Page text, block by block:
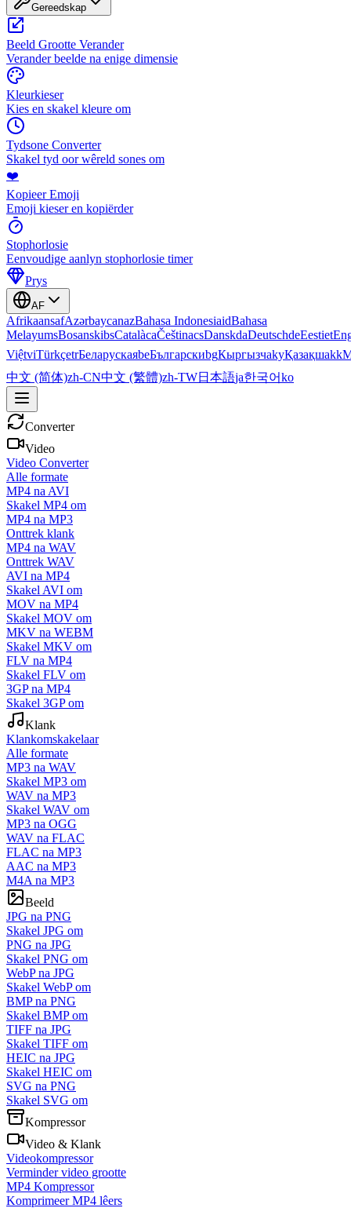
Gereedskap
Beeld Grootte Verander
Verander beelde na enige dimensie
Kleurkieser
Kies en skakel kleure om
Tydsone Converter
Skakel tyd oor wêreld sones om
❤️
Kopieer Emoji
Emoji kieser en kopiërder
Stophorlosie
Eenvoudige aanlyn stophorlosie timer
Prys
AF
AfrikaansafAzərbaycanazBahasa IndonesiaidBahasa
MelayumsBosanskibsCatalàcaČeštinacsDanskdaDeutschdeEestiet
ViệtviTürkçetrБеларускаяbeБългарскиbgКыргызчаkyҚазақшаkk
中文 (简体)zh-CN中文 (繁體)zh-TW日本語ja한국어ko
Converter
Video
Video Converter
Alle formate
MP4 na AVI
Skakel MP4 om
MP4 na MP3
Onttrek klank
MP4 na WAV
Onttrek WAV
AVI na MP4
Skakel AVI om
MOV na MP4
Skakel MOV om
MKV na WEBM
Skakel MKV om
FLV na MP4
Skakel FLV om
3GP na MP4
Skakel 3GP om
Klank
Klankomskakelaar
Alle formate
MP3 na WAV
Skakel MP3 om
WAV na MP3
Skakel WAV om
MP3 na OGG
WAV na FLAC
FLAC na MP3
AAC na MP3
M4A na MP3
Beeld
JPG na PNG
Skakel JPG om
PNG na JPG
Skakel PNG om
WebP na JPG
Skakel WebP om
BMP na PNG
Skakel BMP om
TIFF na JPG
Skakel TIFF om
HEIC na JPG
Skakel HEIC om
SVG na PNG
Skakel SVG om
Kompressor
Video & Klank
Videokompressor
Verminder video grootte
MP4 Kompressor
Komprimeer MP4 lêers